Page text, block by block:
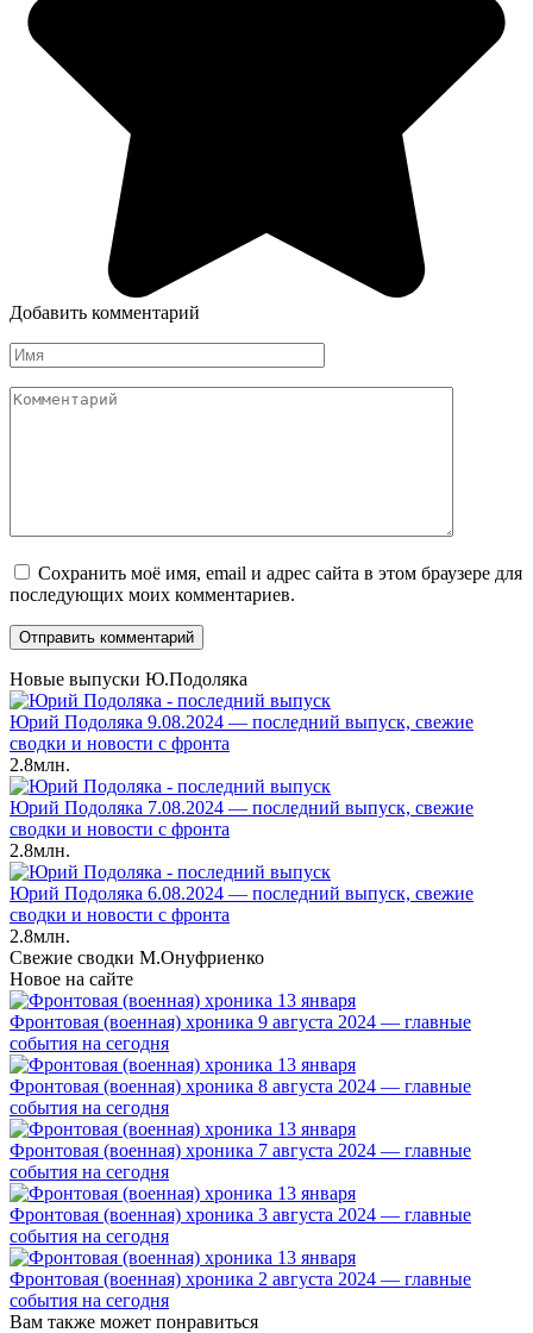
Добавить комментарий
Имя
*
Комментарий
Сохранить моё имя, email и адрес сайта в этом браузере для
последующих моих комментариев.
Новые выпуски Ю.Подоляка
Юрий Подоляка 9.08.2024 — последний выпуск, свежие
сводки и новости с фронта
2.8млн.
Юрий Подоляка 7.08.2024 — последний выпуск, свежие
сводки и новости с фронта
2.8млн.
Юрий Подоляка 6.08.2024 — последний выпуск, свежие
сводки и новости с фронта
2.8млн.
Свежие сводки М.Онуфриенко
Новое на сайте
Фронтовая (военная) хроника 9 августа 2024 — главные
события на сегодня
Фронтовая (военная) хроника 8 августа 2024 — главные
события на сегодня
Фронтовая (военная) хроника 7 августа 2024 — главные
события на сегодня
Фронтовая (военная) хроника 3 августа 2024 — главные
события на сегодня
Фронтовая (военная) хроника 2 августа 2024 — главные
события на сегодня
Вам также может понравиться